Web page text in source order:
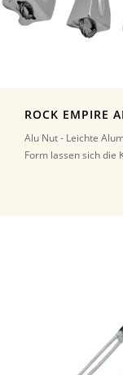
ROCK EMPIRE
Alu Nut - Leichte
Form lassen sich die